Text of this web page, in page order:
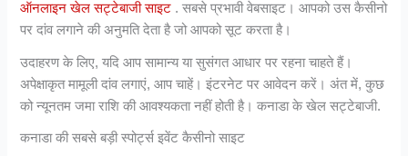
ऑनलाइन खेल सट्टेबाजी साइट . सबसे प्रभावी वेबसाइट। आपको उस कैसीनो
पर दांव लगाने की अनुमति देता है जो आपको सूट करता है।
उदाहरण के लिए, यदि आप सामान्य या सुसंगत आधार पर रहना चाहते हैं।
अपेक्षाकृत मामूली दांव लगाएं, आप चाहें। इंटरनेट पर आवेदन करें। अंत में, कुछ
को न्यूनतम जमा राशि की आवश्यकता नहीं होती है। कनाडा के खेल सट्टेबाजी.
कनाडा की सबसे बड़ी स्पोर्ट्स इवेंट कैसीनो साइट